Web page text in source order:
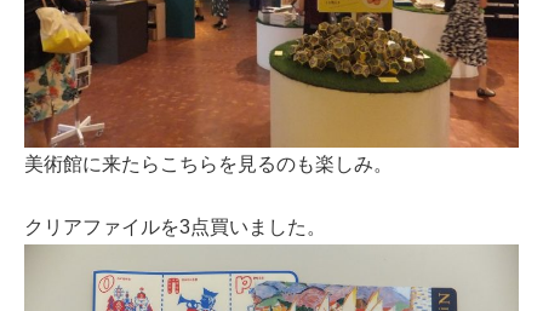
美術館に来たらこちらを見るのも楽しみ。
クリアファイルを3点買いました。